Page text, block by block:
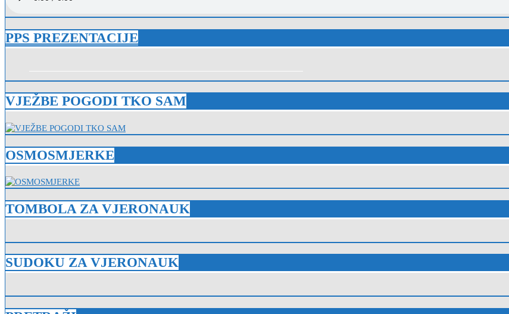
PPS PREZENTACIJE
VJEŽBE POGODI TKO SAM
OSMOSMJERKE
TOMBOLA ZA VJERONAUK
SUDOKU ZA VJERONAUK